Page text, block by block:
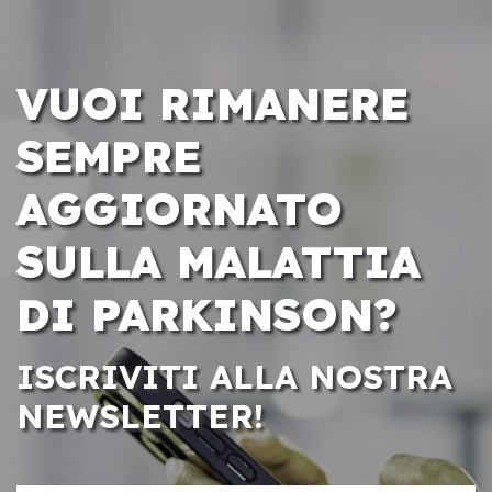
VUOI RIMANERE
SEMPRE
AGGIORNATO
SULLA MALATTIA
DI PARKINSON?
ISCRIVITI ALLA NOSTRA
NEWSLETTER!